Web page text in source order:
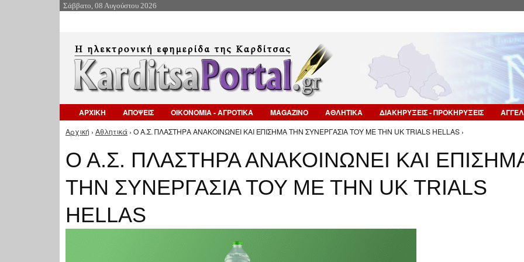
Σάββατο, 08 Αυγούστου 2026
ΑΡΧΙΚΗ ΑΠΟΨΕΙΣ ΟΙΚΟΝΟΜΙΑ - ΑΓΡΟΤΙΚΑ MAGAZINO ΑΘΛΗΤΙΚΑ ΔΙΑΚΗΡΥΞΕΙΣ - ΠΡΟΚΗΡΥΞΕΙΣ
Είστε εδώ
Αρχική › Αθλητικά › Ο Α.Σ. ΠΛΑΣΤΗΡΑ ΑΝΑΚΟΙΝΩΝΕΙ ΚΑΙ ΕΠΙΣΗΜΑ ΤΗΝ ΣΥΝΕΡΓΑΣΙΑ ΤΟΥ ΜΕ ΤΗΝ UK TRIALS HELLAS ›
Ο Α.Σ. ΠΛΑΣΤΗΡΑ ΑΝΑΚΟΙΝΩΝΕΙ ΚΑΙ
ΤΗΝ ΣΥΝΕΡΓΑΣΙΑ ΤΟΥ ΜΕ ΤΗΝ UK TRIALS
HELLAS